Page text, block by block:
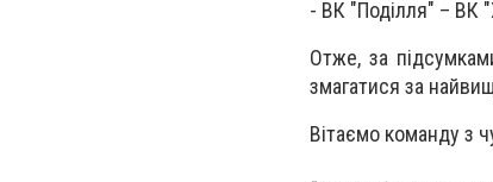
- ВК "Поділля" – ВК
Отже, за
змагатися за
Вітаємо команду з